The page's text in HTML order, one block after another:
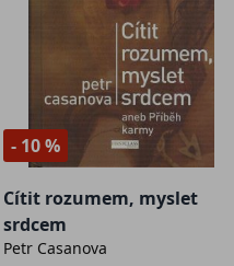
- 10 %
Cítit rozumem, myslet
srdcem
Petr Casanova